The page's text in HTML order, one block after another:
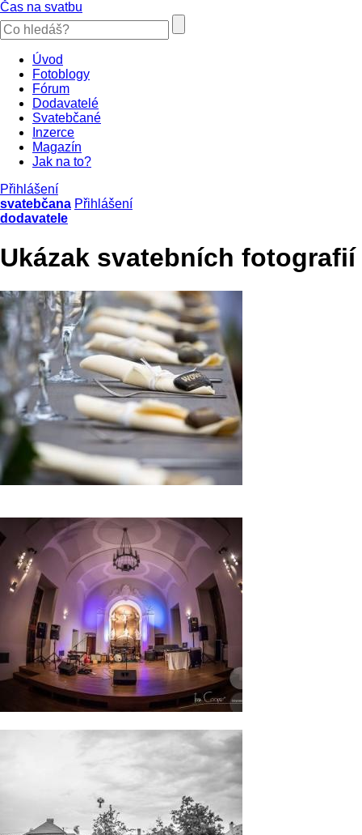
Čas na svatbu
Úvod
Fotoblogy
Fórum
Dodavatelé
Svatebčané
Inzerce
Magazín
Jak na to?
Přihlášení
svatebčana Přihlášení
dodavatele
Ukázak svatebních fotografií